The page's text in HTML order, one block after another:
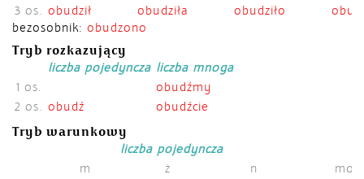
3 os. obudził obudziła obudziło
bezosobnik: obudzono
Tryb rozkazujący
liczba pojedyncza liczba mnoga
1 os.
obudźmy
2 os. obudź obudźcie
Tryb warunkowy
liczba pojedyncza
m
ż n
mo